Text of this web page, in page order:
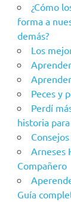
¿Cómo
forma a
demás?
Los
Peces y
Perdí
historia
Arneses
Compañero
Guía